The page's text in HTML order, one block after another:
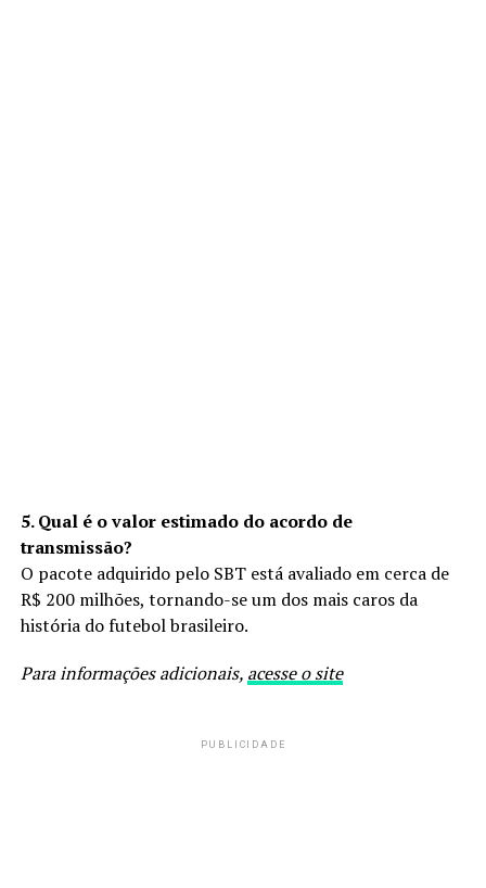
5. Qual é o valor estimado do acordo de
transmissão?
O pacote adquirido pelo SBT está avaliado em cerca de
R$ 200 milhões, tornando-se um dos mais caros da
história do futebol brasileiro.
Para informações adicionais, acesse o site
PUBLICIDADE